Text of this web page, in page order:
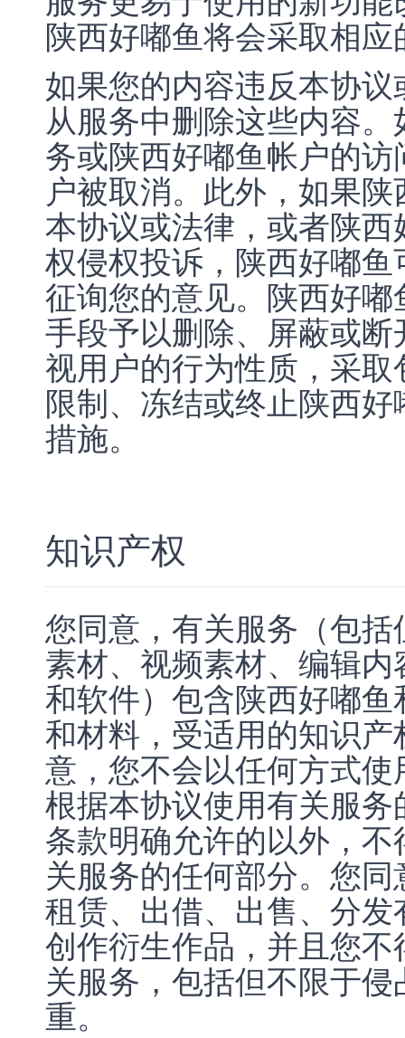
陕西好嘟鱼将会采取相
如果您的内容违反本协
从服务中删除这些内容
务或陕西好嘟鱼帐户的
户被取消。此外，如果
本协议或法律，或者陕
权侵权投诉，陕西好嘟
征询您的意见。陕西好
手段予以删除、屏蔽或
视用户的行为性质，采
限制、冻结或终止陕西
措施。
知识产权
您同意，有关服务（包
素材、视频素材、编辑
和软件）包含陕西好嘟
和材料，受适用的知识
意，您不会以任何方式
根据本协议使用有关服
条款明确允许的以外，
关服务的任何部分。您
租赁、出借、出售、分
创作衍生作品，并且您
关服务，包括但不限于
重。